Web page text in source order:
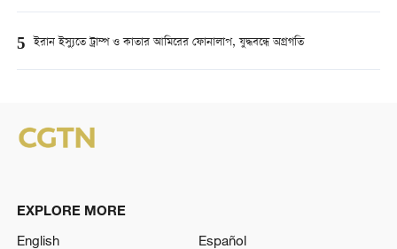
5 ইরান ইস্যুতে ট্রাম্প ও কাতার আমিরের ফোনালাপ, যুদ্ধবন্ধে অগ্রগতি
EXPLORE MORE
English
Español